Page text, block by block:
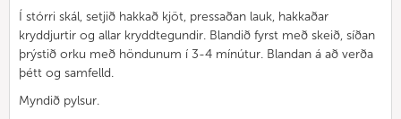
Í stórri skál, setjið hakkað kjöt, pressaðan lauk, hakkaðar
kryddjurtir og allar kryddtegundir. Blandið fyrst með skeið, síðan
þrýstið orku með höndunum í 3-4 mínútur. Blandan á að verða
þétt og samfelld.
Myndið pylsur.